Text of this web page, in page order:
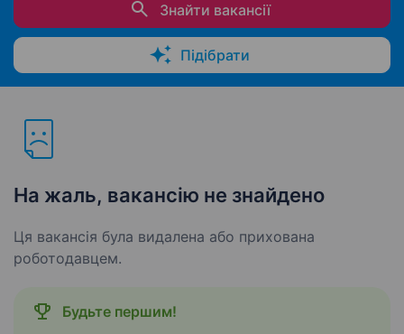
Знайти вакансії
Підібрати
На жаль, вакансію не знайдено
Ця вакансія була видалена або прихована
роботодавцем.
Будьте першим!